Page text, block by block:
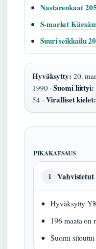
Nastarenkaat
S-market
Suuri seikkailu
Hyväksytty: 20.
1990 ·Suomi liittyi:
54 · Viralliset kielet:
PIKAKATSAUS
1
Hyväksytty
196 maata on
Suomi